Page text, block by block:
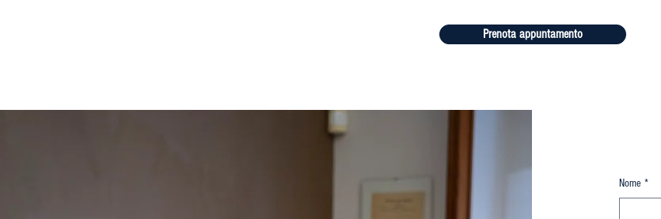
Prenota appuntamento
Nome *